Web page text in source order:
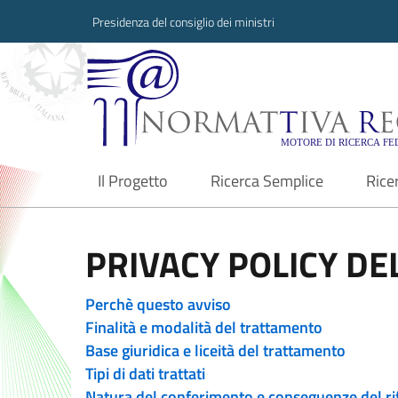
Presidenza del consiglio dei ministri
Normattiva
Il Progetto
current Ricerca Semplice
PRIVACY POLICY
Perchè questo avviso
Finalità e modalità del trattamento
Base giuridica e liceità del trattamento
Tipi di dati trattati